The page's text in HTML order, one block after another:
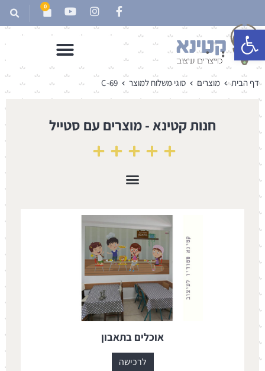
פתח סרגל נגישות
0
דף הבית מוצרים סוגי משלוח למוצר C-69
חנות קטינא - מוצרים עם סטייל
אוכלים בתאבון
לרכישה